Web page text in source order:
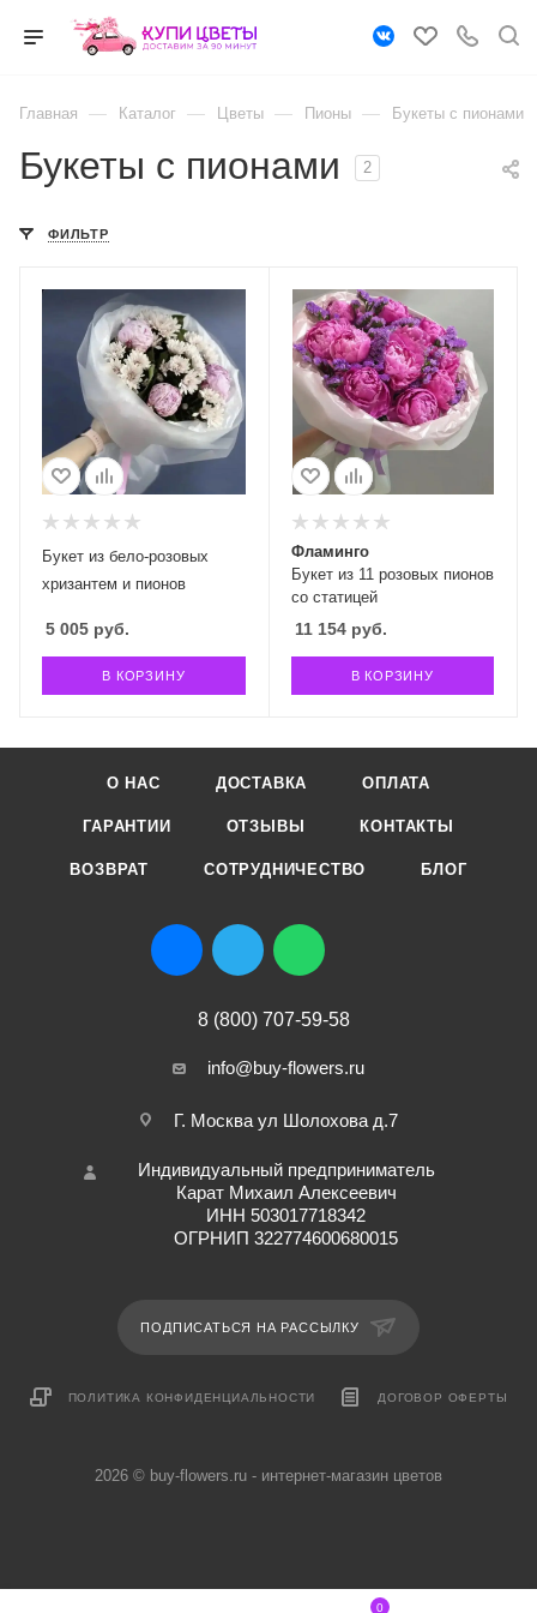
Главная — Каталог — Цветы — Пионы — Букеты с пионами
Букеты с пионами 2
ФИЛЬТР
Букет из бело-розовых
хризантем и пионов
5 005 руб.
В КОРЗИНУ
Букет из 11 розовых пионов
со статицей
Фламинго
11 154руб.
В КОРЗИНУ
О НАС ДОСТАВКА ОПЛАТА
ГАРАНТИИ ОТЗЫВЫ КОНТАКТЫ
ВОЗВРАТ СОТРУДНИЧЕСТВО БЛОГ
8 (800) 707-59-58
info@buy-flowers.ru
Г. Москва ул Шолохова д.7
Индивидуальный предприниматель
Карат Михаил Алексеевич
ИНН 503017718342
ОГРНИП 322774600680015
ПОДПИСАТЬСЯ НА РАССЫЛКУ
ПОЛИТИКА КОНФИДЕНЦИАЛЬНОСТИ ДОГОВОР ОФЕРТЫ
2026 © buy-flowers.ru - интернет-магазин цветов
0